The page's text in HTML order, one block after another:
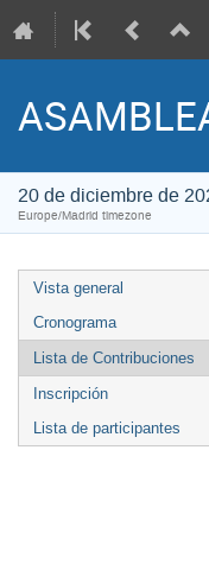
20 de diciembre de
Europe/Madrid timezone
Vista general
Cronograma
Lista de Contribuciones
Inscripción
Lista de participantes